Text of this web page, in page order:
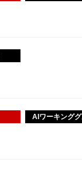
AIワーキング